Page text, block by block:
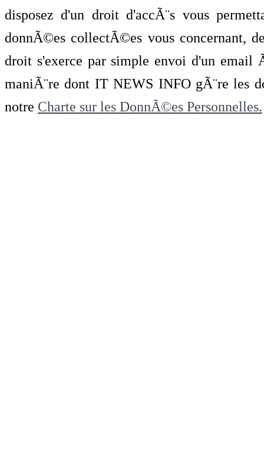
disposez d'un droit d'accÃ¨s vous
donnÃ©es collectÃ©es vous concernant,
droit s'exerce par simple envoi d'un
maniÃ¨re dont IT NEWS INFO gÃ¨re les
notre Charte sur les DonnÃ©es Personnelles.